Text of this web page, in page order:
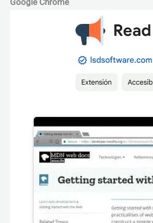
Google Chrome